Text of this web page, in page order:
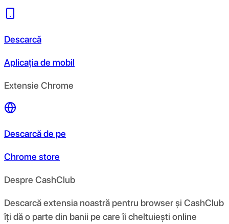
Descarcă
Aplicația de mobil
Extensie Chrome
Descarcă de pe
Chrome store
Despre CashClub
Descarcă extensia noastră pentru browser și CashClub
îți dă o parte din banii pe care îi cheltuiești online